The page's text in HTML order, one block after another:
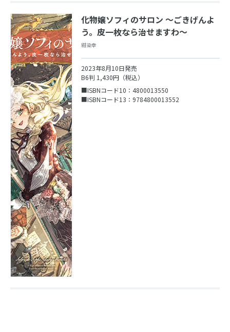
化物嬢ソフィのサロン ～ごきげんよ
う。皮一枚なら治せますわ～
紺染幸
2023年8月10日発売
B6判 1,430円（税込）
■ISBNコード10：4800013550
■ISBNコード13：9784800013552